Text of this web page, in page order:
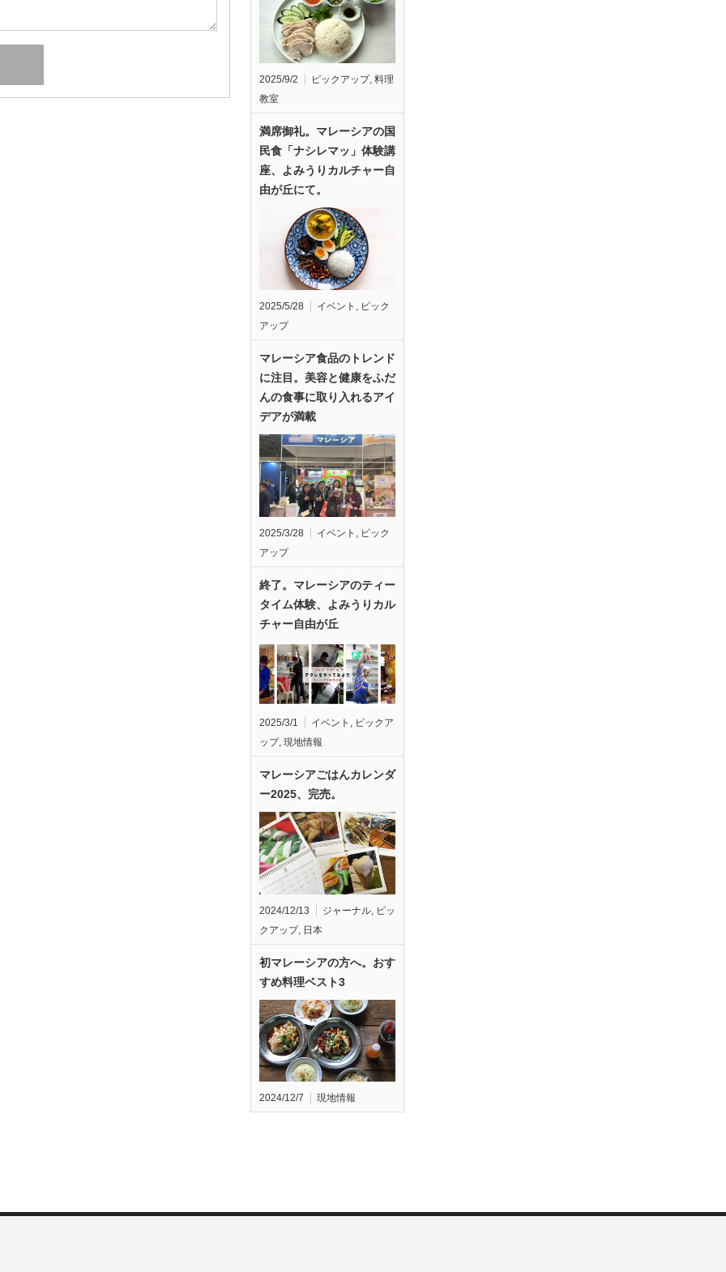
2025/9/2 ピックアップ, 料理
教室
満席御礼。マレーシアの国
民食「ナシレマッ」体験講
座、よみうりカルチャー自
由が丘にて。
2025/5/28 イベント , ピック
アップ
マレーシア食品のトレンド
に注目。美容と健康をふだ
んの食事に取り入れるアイ
デアが満載
2025/3/28 イベント
ピック
アップ
終了。マレーシアのティー
タイム体験、よみうりカル
チャー自由が丘
2025/3/1 イベント , ピックア
ップ, 現地情報
マレーシアごはんカレンダ
ー2025、完売。
2024/12/13 ジャーナル ピッ
クアップ, 日本
初マレーシアの方へ。おす
すめ料理ベスト3
2024/12/7 現地情報